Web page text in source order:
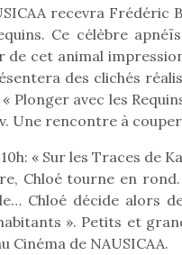
recevra Frédéric
Ce célèbre
de cet animal
des clichés
Plonger avec les
Une rencontre à
« Sur les Traces de
Chloé tourne en
Chloé décide alors
». Petits et
Cinéma de NAUSICAA.
enfants.
ami,